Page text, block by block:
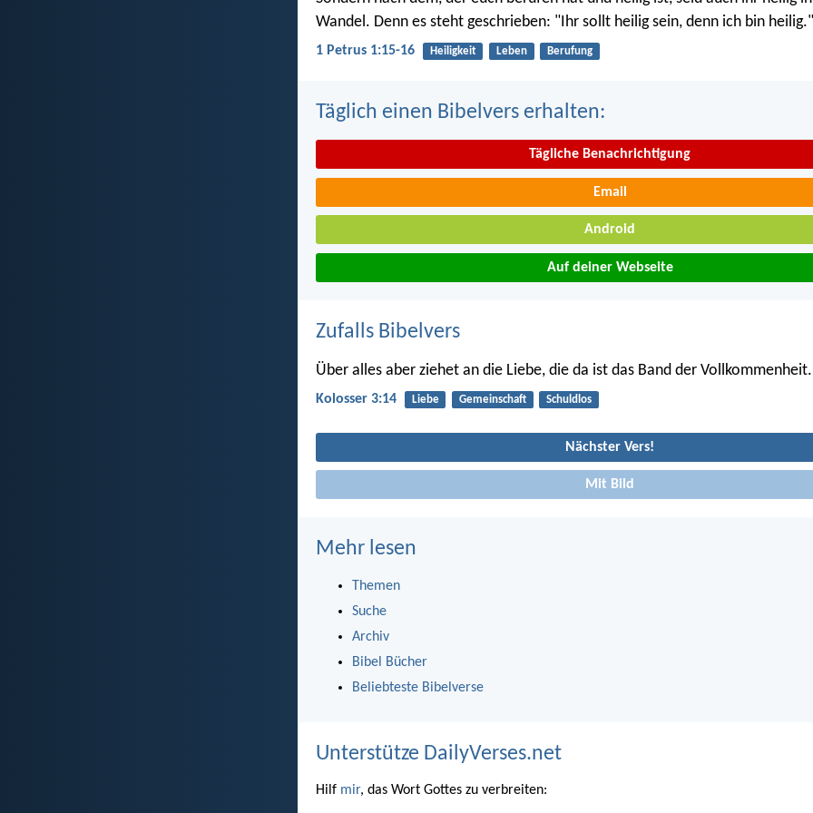
Wandel. Denn es steht geschrieben: "Ihr sollt heilig sein, denn ich bin heilig."
1 Petrus 1:15-16 Heiligkeit Leben Berufung
Täglich einen Bibelvers erhalten:
Tägliche Benachrichtigung
Email
Android
Auf deiner Webseite
Zufalls Bibelvers
Über alles aber ziehet an die Liebe, die da ist das Band der Vollkommenheit.
Kolosser 3:14 Liebe Gemeinschaft Schuldlos
Nächster Vers!
Mit Bild
Mehr lesen
Themen
Suche
Archiv
Bibel Bücher
Beliebteste Bibelverse
Unterstütze DailyVerses.net
Hilf mir, das Wort Gottes zu verbreiten: